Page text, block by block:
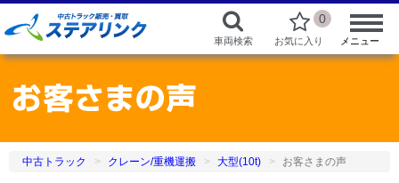
車両検索
0
お気に入り メニュー
中古トラック クレーン/重機運搬 大型(10t) お客さまの声